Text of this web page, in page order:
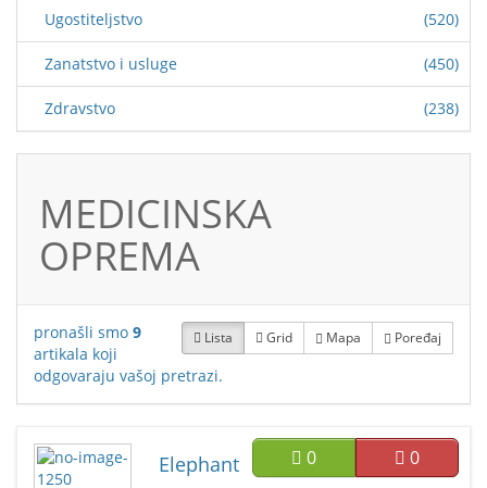
Ugostiteljstvo (520)
Zanatstvo i usluge (450)
Zdravstvo (238)
MEDICINSKA
OPREMA
Lista Grid Mapa Poređaj
pronašli smo 9
artikala koji
odgovaraju vašoj pretrazi.
0 0
Elephant